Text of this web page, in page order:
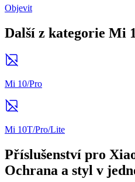
Objevit
Další z kategorie Mi
Mi 10/Pro
Mi 10T/Pro/Lite
Příslušenství pro
Ochrana a styl v